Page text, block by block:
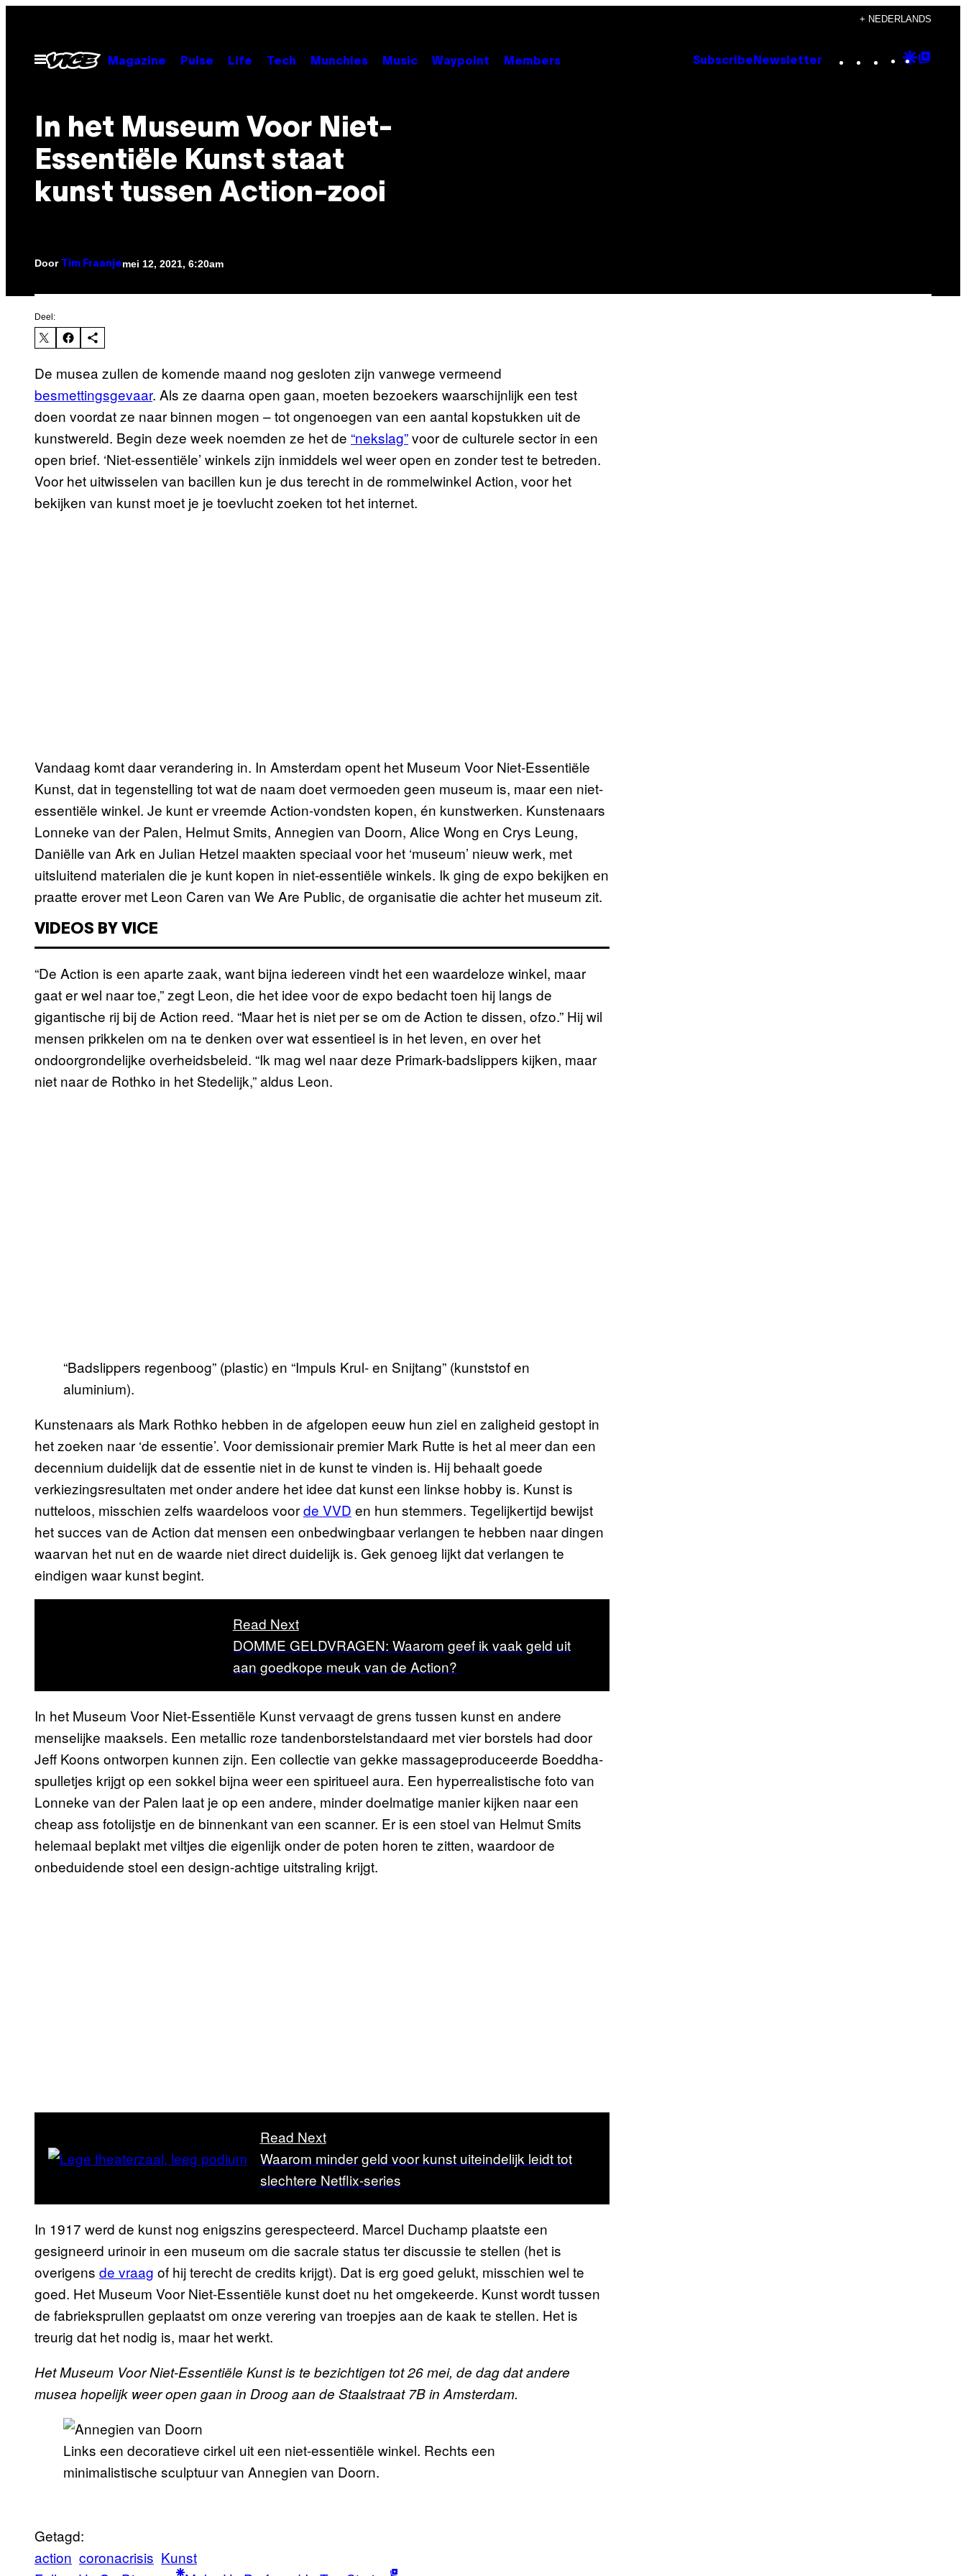
+ NEDERLANDS
Open
menu
Magazine Pulse Life Tech Munchies Music Waypoint Members Subscribe Newsletter Instagram
TikTok
YouTube
Google
In het Museum Voor Niet-
Essentiële Kunst staat
kunst tussen Action-zooi
Door Tim Fraanjemei 12, 2021, 6:20am
Deel:
De musea zullen de komende maand nog gesloten zijn vanwege vermeend
besmettingsgevaar. Als ze daarna open gaan, moeten bezoekers waarschijnlijk een test
doen voordat ze naar binnen mogen – tot ongenoegen van een aantal kopstukken uit de
kunstwereld. Begin deze week noemden ze het de “nekslag”voor de culturele sector in een
open brief. ‘Niet-essentiële’ winkels zijn inmiddels wel weer open en zonder test te betreden.
Voor het uitwisselen van bacillen kun je dus terecht in de rommelwinkel Action, voor het
bekijken van kunst moet je je toevlucht zoeken tot het internet.
Vandaag komt daar verandering in. In Amsterdam opent het Museum Voor Niet-Essentiële
Kunst, dat in tegenstelling tot wat de naam doet vermoeden geen museum is, maar een niet-
essentiële winkel. Je kunt er vreemde Action-vondsten kopen, én kunstwerken. Kunstenaars
Lonneke van der Palen, Helmut Smits, Annegien van Doorn, Alice Wong en Crys Leung,
Daniëlle van Ark en Julian Hetzel maakten speciaal voor het ‘museum’ nieuw werk, met
uitsluitend materialen die je kunt kopen in niet-essentiële winkels. Ik ging de expo bekijken en
praatte erover met Leon Caren van We Are Public, de organisatie die achter het museum zit.
VIDEOS BY VICE
“De Action is een aparte zaak, want bijna iedereen vindt het een waardeloze winkel, maar
gaat er wel naar toe,” zegt Leon, die het idee voor de expo bedacht toen hij langs de
gigantische rij bij de Action reed. “Maar het is niet per se om de Action te dissen, ofzo.” Hij wil
mensen prikkelen om na te denken over wat essentieel is in het leven, en over het
ondoorgrondelijke overheidsbeleid. “Ik mag wel naar deze Primark-badslippers kijken, maar
niet naar de Rothko in het Stedelijk,” aldus Leon.
“Badslippers regenboog” (plastic) en “Impuls Krul- en Snijtang” (kunststof en
aluminium).
Kunstenaars als Mark Rothko hebben in de afgelopen eeuw hun ziel en zaligheid gestopt in
het zoeken naar ‘de essentie’. Voor demissionair premier Mark Rutte is het al meer dan een
decennium duidelijk dat de essentie niet in de kunst te vinden is. Hij behaalt goede
verkiezingsresultaten met onder andere het idee dat kunst een linkse hobby is. Kunst is
nutteloos, misschien zelfs waardeloos voorde VVD en hun stemmers. Tegelijkertijd bewijst
het succes van de Action dat mensen een onbedwingbaar verlangen te hebben naar dingen
waarvan het nut en de waarde niet direct duidelijk is. Gek genoeg lijkt dat verlangen te
eindigen waar kunst begint.
Read Next
DOMME GELDVRAGEN: Waarom geef ik vaak geld uit
aan goedkope meuk van de Action?
In het Museum Voor Niet-Essentiële Kunst vervaagt de grens tussen kunst en andere
menselijke maaksels. Een metallic roze tandenborstelstandaard met vier borstels had door
Jeff Koons ontworpen kunnen zijn. Een collectie van gekke massageproduceerde Boeddha-
spulletjes krijgt op een sokkel bijna weer een spiritueel aura. Een hyperrealistische foto van
Lonneke van der Palen laat je op een andere, minder doelmatige manier kijken naar een
cheap ass fotolijstje en de binnenkant van een scanner. Er is een stoel van Helmut Smits
helemaal beplakt met viltjes die eigenlijk onder de poten horen te zitten, waardoor de
onbeduidende stoel een design-achtige uitstraling krijgt.
Read Next
Waarom minder geld voor kunst uiteindelijk leidt tot
slechtere Netflix-series
In 1917 werd de kunst nog enigszins gerespecteerd. Marcel Duchamp plaatste een
gesigneerd urinoir in een museum om die sacrale status ter discussie te stellen (het is
overigens de vraag of hij terecht de credits krijgt). Dat is erg goed gelukt, misschien wel te
goed. Het Museum Voor Niet-Essentiële kunst doet nu het omgekeerde. Kunst wordt tussen
de fabrieksprullen geplaatst om onze verering van troepjes aan de kaak te stellen. Het is
treurig dat het nodig is, maar het werkt.
Het Museum Voor Niet-Essentiële Kunst is te bezichtigen tot 26 mei, de dag dat andere
musea hopelijk weer open gaan in Droog aan de Staalstraat 7B in Amsterdam.
Links een decoratieve cirkel uit een niet-essentiële winkel. Rechts een
minimalistische sculptuur van Annegien van Doorn.
Getagd:
action coronacrisis Kunst